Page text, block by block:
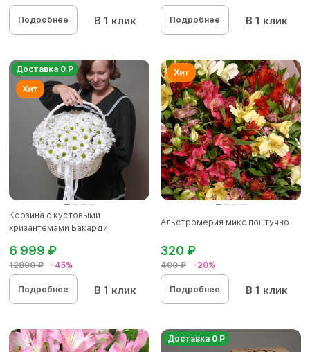
Подробнее В 1 клик Подробнее В 1 клик
Доставка 0 Р
Корзина с кустовыми
хризантемами Бакарди
12800 ₽ -45%
6 999 ₽
Подробнее В 1 клик
Альстромерия микс поштучно
400 ₽ -20%
320 ₽
Подробнее В 1 клик
Доставка 0 Р